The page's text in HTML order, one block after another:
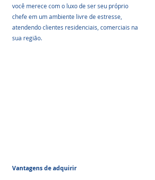
você merece com o luxo de ser seu próprio
chefe em um ambiente livre de estresse,
atendendo clientes residenciais, comerciais na
sua região.
Vantagens de adquirir